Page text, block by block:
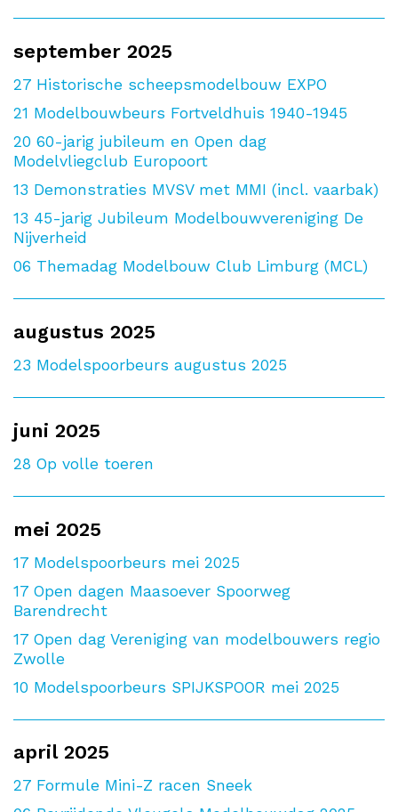
september 2025
27 Historische scheepsmodelbouw EXPO
21 Modelbouwbeurs Fortveldhuis 1940-1945
20 60-jarig jubileum en Open dag
Modelvliegclub Europoort
13 Demonstraties MVSV met MMI (incl. vaarbak)
13 45-jarig Jubileum Modelbouwvereniging De
Nijverheid
06 Themadag Modelbouw Club Limburg (MCL)
augustus 2025
23 Modelspoorbeurs augustus 2025
juni 2025
28 Op volle toeren
mei 2025
17 Modelspoorbeurs mei 2025
17 Open dagen Maasoever Spoorweg
Barendrecht
17 Open dag Vereniging van modelbouwers regio
Zwolle
10 Modelspoorbeurs SPIJKSPOOR mei 2025
april 2025
27 Formule Mini-Z racen Sneek